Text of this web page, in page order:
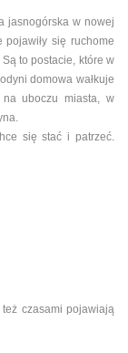
jasnogórska w nowej
pojawiły się ruchome
to postacie, które w
domowa wałkuje
uboczu miasta, w
się stać i patrzeć.
też czasami pojawiają